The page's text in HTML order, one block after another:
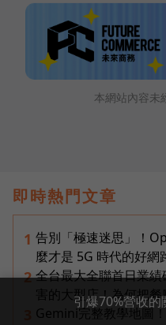
本網站內容未
即時熱門文章
1 告別「極速迷思」！
麼才是 5G 時代的好網
2 全台最大全聯首日業
害的大型店！為何把
Gemini完整教學地圖
引爆70%營收的